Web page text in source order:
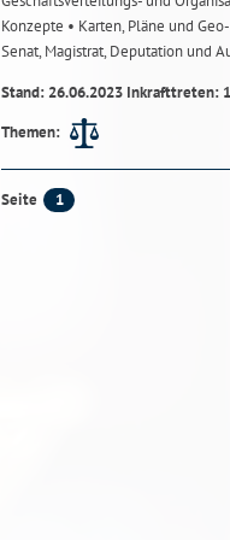
Konzepte • Karten, Pläne und
Senat, Magistrat, Deputation und
Stand: 26.06.2023 Inkrafttreten:
Themen:
Seite 1